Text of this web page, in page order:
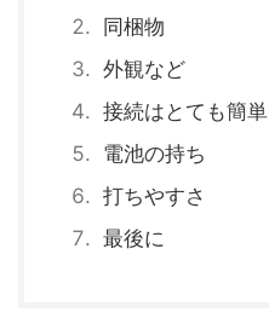
同梱物
外観など
接続はとても簡単
電池の持ち
打ちやすさ
最後に